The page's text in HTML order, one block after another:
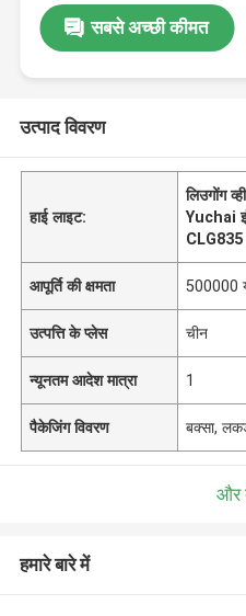
सबसे अच्छी कीमत
उत्पाद विवरण
हाई लाइट:
लिउगोंग
Yuchai
आपूर्ति की क्षमता 500000
उत्पत्ति के प्लेस चीन
न्यूनतम आदेश मात्रा 1
पैकेजिंग विवरण बक्सा,
और
हमारे बारे में